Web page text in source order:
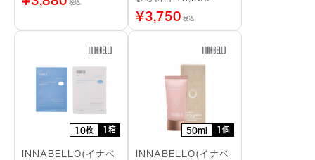
税込
¥3,750 税込
10枚 1箱
INNABELLO(イナベ
50ml 1個
INNABELLO(イナベ